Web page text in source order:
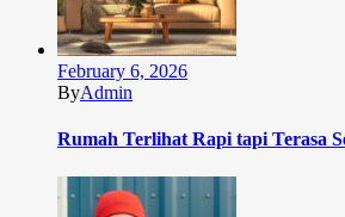
February 6, 2026
ByAdmin
Rumah Terlihat Rapi tapi Terasa